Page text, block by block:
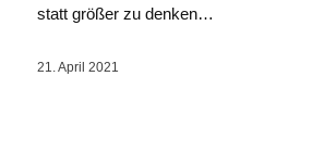
statt größer zu denken…
21. April 2021